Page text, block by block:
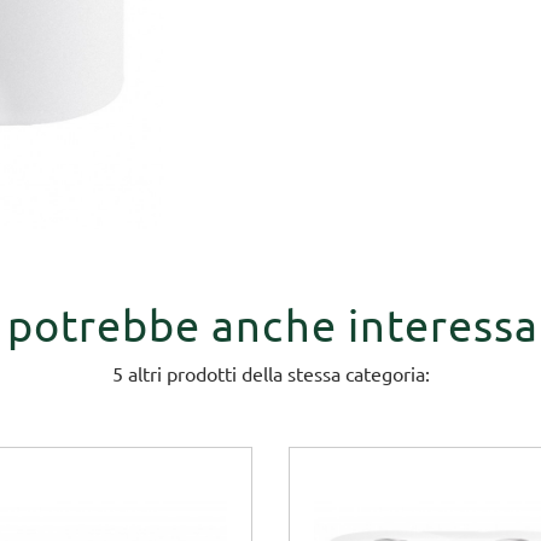
potrebbe anche
5 altri prodotti della stessa categoria: